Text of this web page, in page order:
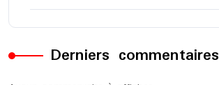
Derniers commentaires